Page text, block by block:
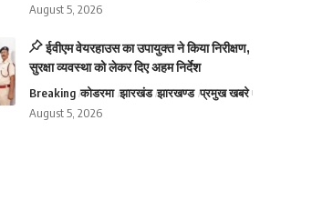
August 5, 2026
ईवीएम वेयरहाउस का उपायुक्त ने किया निरीक्षण,
सुरक्षा व्यवस्था को लेकर दिए अहम निर्देश
Breaking कोडरमा झारखंड झारखण्ड प्रमुख खबरे
August 5, 2026